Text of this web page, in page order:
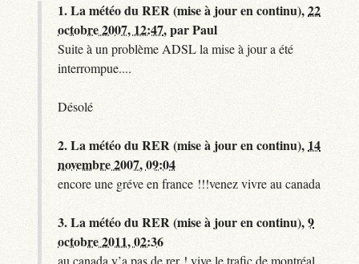
1.La météo du RER (mise à jour en continu),22
octobre 2007, 12:47,parPaul
Suite à un problème ADSL la mise à jour a été
interrompue....
Désolé
2.La météo du RER (mise à jour en continu), 14
novembre 2007, 09:04
encore une gréve en france !!!venez vivre au canada
3.La météo du RER (mise à jour en continu),9
octobre 2011, 02:36
au canada y’a pas de rer ! vive le trafic de montréal.